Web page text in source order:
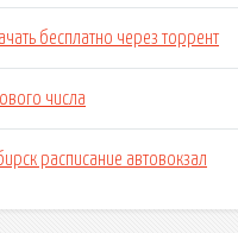
бесплатно через торрент
числа
расписание автовокзал